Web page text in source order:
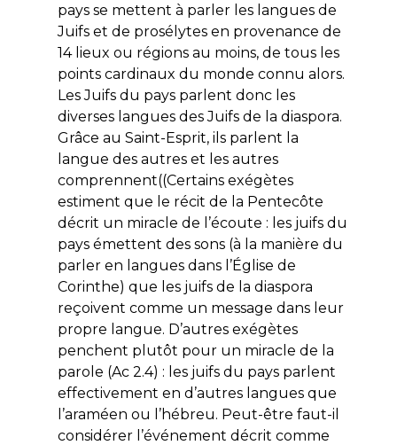
pays se mettent à parler les langues de
Juifs et de prosélytes en provenance de
14 lieux ou régions au moins, de tous les
points cardinaux du monde connu alors.
Les Juifs du pays parlent donc les
diverses langues des Juifs de la diaspora.
Grâce au Saint-Esprit, ils parlent la
langue des autres et les autres
comprennent((Certains exégètes
estiment que le récit de la Pentecôte
décrit un miracle de l’écoute : les juifs du
pays émettent des sons (à la manière du
parler en langues dans l’Église de
Corinthe) que les juifs de la diaspora
reçoivent comme un message dans leur
propre langue. D’autres exégètes
penchent plutôt pour un miracle de la
parole (Ac 2.4) : les juifs du pays parlent
effectivement en d’autres langues que
l’araméen ou l’hébreu. Peut-être faut-il
considérer l’événement décrit comme